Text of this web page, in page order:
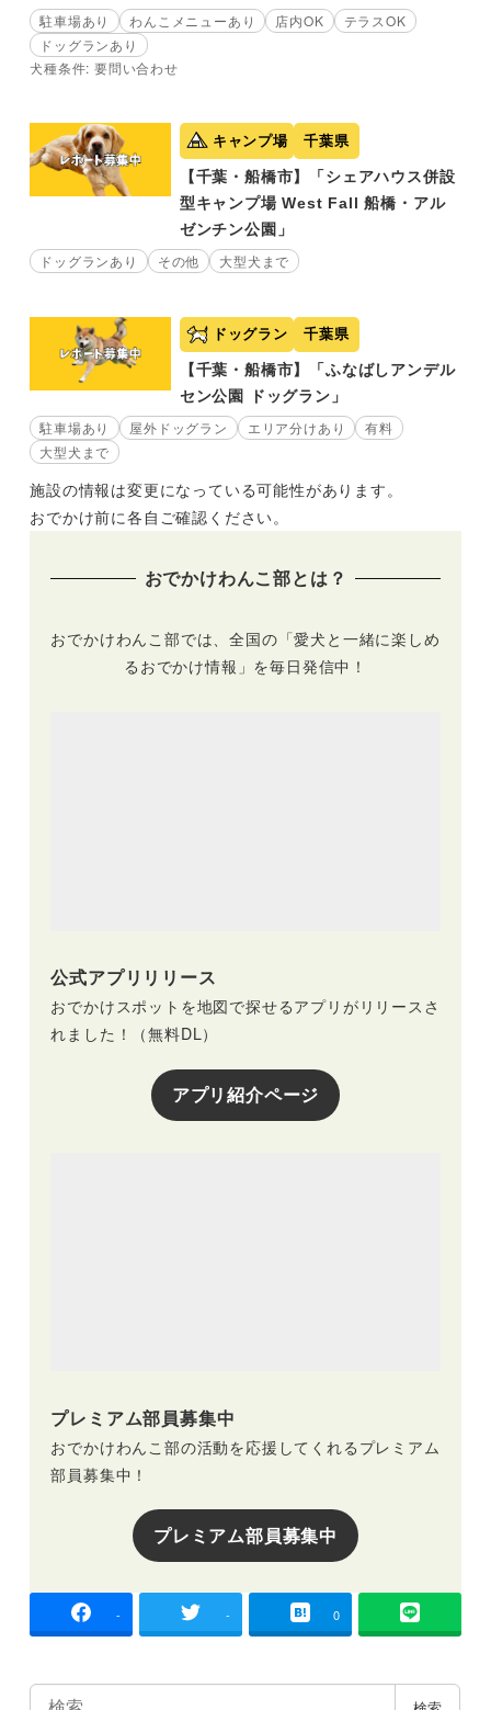
駐車場あり わんこメニューあり 店内OK
テラスOK
ドッグランあり
犬種条件: 要問い合わせ
キャンプ場 千葉県
【千葉・船橋市】「シェアハウス併設
型キャンプ場 West Fall 船橋・アル
ゼンチン公園」
ドッグランあり その他 大型犬まで
ドッグラン 千葉県
【千葉・船橋市】「ふなばしアンデル
セン公園 ドッグラン」
駐車場あり 屋外ドッグラン エリア分けあり
有料
大型犬まで
施設の情報は変更になっている可能性があります。
おでかけ前に各自ご確認ください。
おでかけわんこ部とは？
おでかけわんこ部では、全国の「愛犬と一緒に楽しめ
るおでかけ情報」を毎日発信中！
公式アプリリリース
おでかけスポットを地図で探せるアプリがリリースさ
れました！（無料DL）
アプリ紹介ページ
プレミアム部員募集中
おでかけわんこ部の活動を応援してくれるプレミアム
部員募集中！
プレミアム部員募集中
- - 0